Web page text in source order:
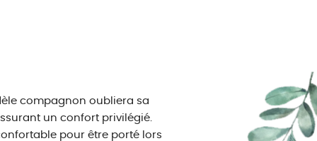
compagnon oubliera sa
un confort privilégié.
pour être porté lors